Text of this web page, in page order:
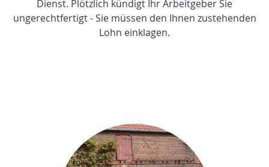
Dienst. Plötzlich kündigt Ihr Arbeitgeber Sie
ungerechtfertigt - Sie müssen den Ihnen zustehenden
Lohn einklagen.